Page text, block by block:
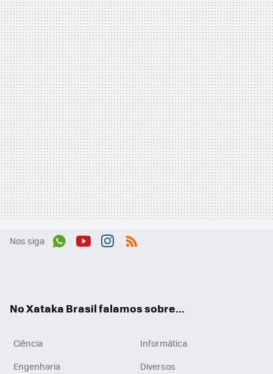
Nos siga
No Xataka Brasil falamos sobre...
Ciência
Informática
Engenharia
Diversos